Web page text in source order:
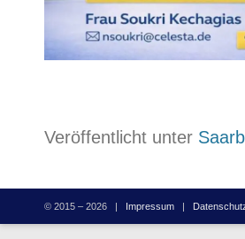
Veröffentlicht unter
© 2015 – 2026 | Impressum |